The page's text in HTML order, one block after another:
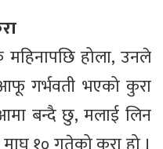
महिनापछि होला, उनले
गर्भवती भएको कुरा
आमा बन्दै छु, मलाई लिन